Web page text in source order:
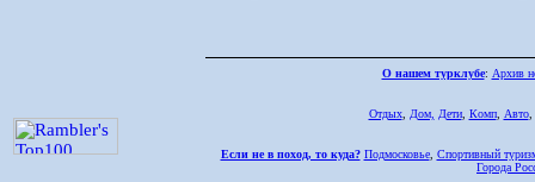
О нашем турклубе: Архив
Отдых, Дом, Дети, Комп, Авто,
Если не в поход, то куда? Подмосковье, Спортивный
Города